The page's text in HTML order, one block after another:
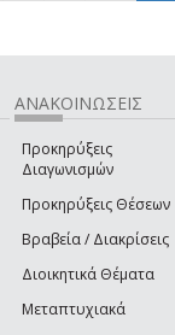
ΑΝΑΚΟΙΝΩΣΕΙΣ
Προκηρύξεις
Διαγωνισμών
Προκηρύξεις Θέσεων
Βραβεία / Διακρίσεις
Διοικητικά Θέματα
Μεταπτυχιακά